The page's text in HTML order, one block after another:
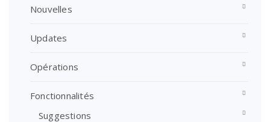
Nouvelles
Updates
Opérations
Fonctionnalités
Suggestions